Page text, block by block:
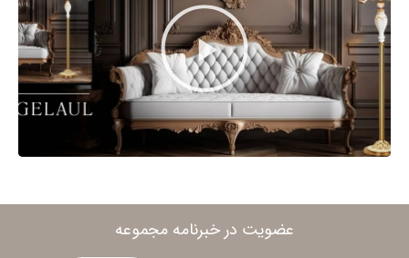
عضویت در خبرنامه مجموعه